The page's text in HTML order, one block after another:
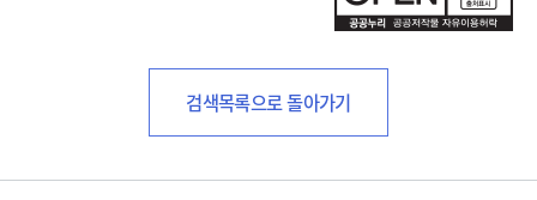
검색목록으로 돌아가기